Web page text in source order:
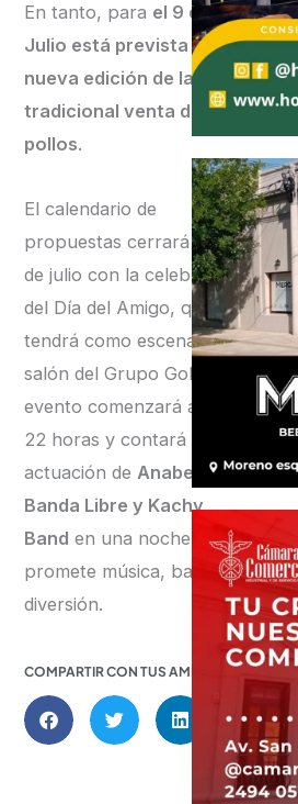
En tanto, para el 9 de
Julio está prevista una
nueva edición de la
tradicional venta de
pollos.
El calendario de
propuestas cerrará el 18
de julio con la celebración
del Día del Amigo, que
tendrá como escenario el
salón del Grupo Gobo. El
evento comenzará a las
22 horas y contará con la
actuación de Anabella y
Banda Libre y Kachy
Band en una noche que
promete música, baile y
diversión.
COMPARTIR CON TUS AMIGOS